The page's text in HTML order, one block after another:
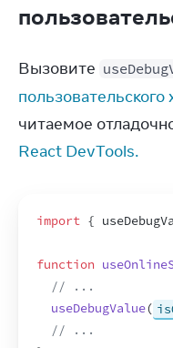
Вызовите
пользовательского
читаемое
React DevTools.
import {
function
// ...
useDebugValue(
// ...